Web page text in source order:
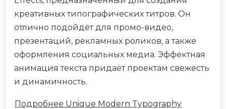
креативных типографических титров. Он
отлично подойдёт для промо-видео,
презентаций, рекламных роликов, а также
оформления социальных медиа. Эффектная
анимация текста придаёт проектам свежесть
и динамичность.
Подробнее Unique Modern Typography